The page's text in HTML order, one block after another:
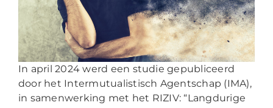
In april 2024 werd een studie gepubliceerd
door het Intermutualistisch Agentschap (IMA),
in samenwerking met het RIZIV: “Langdurige